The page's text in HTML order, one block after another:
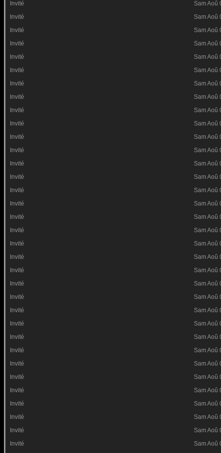
Invité
Sam Aoû
Invité
Sam Aoû
Invité
Sam Aoû
Invité
Sam Aoû
Invité
Sam Aoû
Invité
Sam Aoû
Invité
Sam Aoû
Invité
Sam Aoû
Invité
Sam Aoû
Invité
Sam Aoû
Invité
Sam Aoû
Invité
Sam Aoû
Invité
Sam Aoû
Invité
Sam Aoû
Invité
Sam Aoû
Invité
Sam Aoû
Invité
Sam Aoû
Invité
Sam Aoû
Invité
Sam Aoû
Invité
Sam Aoû
Invité
Sam Aoû
Invité
Sam Aoû
Invité
Sam Aoû
Invité
Sam Aoû
Invité
Sam Aoû
Invité
Sam Aoû
Invité
Sam Aoû
Invité
Sam Aoû
Invité
Sam Aoû
Invité
Sam Aoû
Invité
Sam Aoû
Invité
Sam Aoû
Invité
Sam Aoû
Invité
Sam Aoû